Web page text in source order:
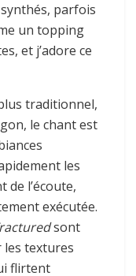
parfois
un topping
et j’adore ce
traditionnel,
le chant est
les
de l’écoute,
exécutée.
sont
les textures
flirtent